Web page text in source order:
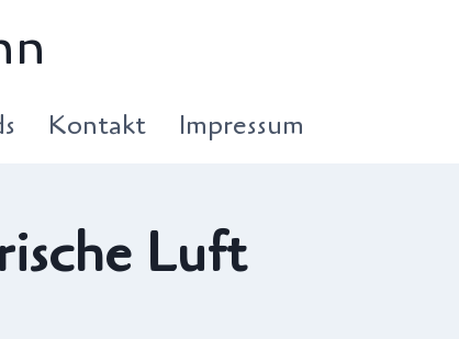
Kontakt Impressum
Luft